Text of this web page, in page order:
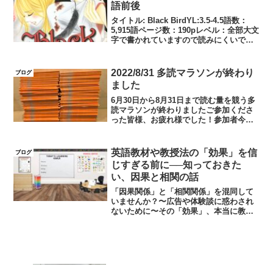
語前後
タイトル: Black BirdYL:3.5-4.5語数：
5,915語ページ数：190pレベル：全部大文
字で書かれていますので読みにくいです
なら問題ないでしょう。ペーパ...
ブログ
2022/8/31 多読マラソンが終わり
ました
6月30日から8月31日まで読む量を競う多
読マラソンが終わりましたご参加くださ
った皆様、お疲れ様でした！参加者今年
は私たち講師の分を入れると101冊でした
😵目標達成で...
ブログ
英語教材や教授法の「効果」を信
じすぎる前に──知っておきた
い、因果と相関の話
「因果関係」と「相関関係」を混同して
いませんか？〜広告や体験談に惑わされ
ないために〜その「効果」、本当に教材